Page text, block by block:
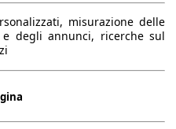
4070 mm
1450 mm
1730 mm
2580 mm
404 kg
5
misurazione delle
degli annunci, ricerche sul